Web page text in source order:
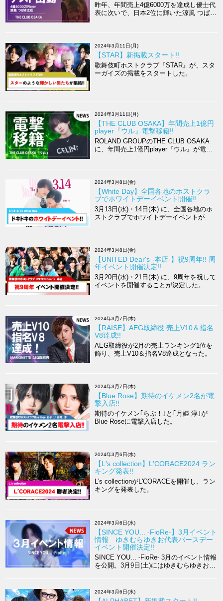
昨年、年間売上4億6000万を達成し優士代
表に次いで、日本2位に輝いた涼風 つばさ
2024年3月11日(月)
【STAR】新掲載スタート!!
歌舞伎町ホストクラブ『STAR』が、スタ
ーガイズの掲載をスタートした。
2024年3月11日(月)
【THE CLUB OSAKA】年間売上1億円
player『ウル』電撃移籍!!
ROLAND GROUPのTHE CLUB OSAKA
に、年間売上1億円player『ウル』が電撃
2024年3月8日(金)
【White Day】全国各地のホストクラ
ブでホワイトデーイベント開催!!
3月13日(水)・14日(木) に、全国各地のホ
ストクラブでホワイトデーイベントが開
2024年3月8日(金)
【UNITED Dear's -本店-】祝9周年!! 周
年イベント開催決定!!
3月20日(水)・21日(木) に、9周年を祝して
イベントを開催することが決定した。
2024年3月7日(木)
【RAISE】AEG取締役 売上V10＆指名
V8達成!!
AEG取締役が2月の売上ランキング1位を
飾り、売上V10＆指名V8達成となった。
2024年3月7日(木)
【Blue Rose】期待のイケメン2名が電
撃入店!!
期待のイケメン｢らぶ！｣と｢月姫 淳｣が
Blue Roseに電撃入店した。
2024年3月6日(水)
【L's collection】L'CORACE2024 ラン
キング発表!!
L's collectionがL'CORACEを開催し、ラン
キングを発表した。
2024年3月6日(水)
【SINCE YOU... -FioRe-】3月イベント
情報 ゆきむらゆきお代表バースデー
イベント開催決定!!
SINCE YOU... -FioRe- 3月のイベント情報
を公開。3月9日(土)にはゆきむらゆきお代
2024年3月6日(水)